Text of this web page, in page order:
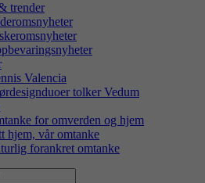
trender
Valencia
tolker Vedum
for omverden og hjem
hjem, vår omtanke
forankret omtanke